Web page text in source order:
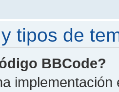
tipos de
BBCode?